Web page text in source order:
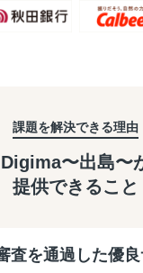
課題を解決できる理由
Digima〜出島〜
提供できること
査を通過した優